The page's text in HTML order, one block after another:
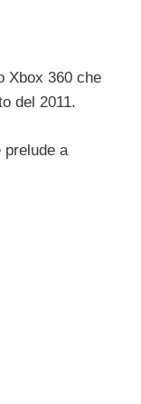
Xbox 360 che
del 2011.
prelude a